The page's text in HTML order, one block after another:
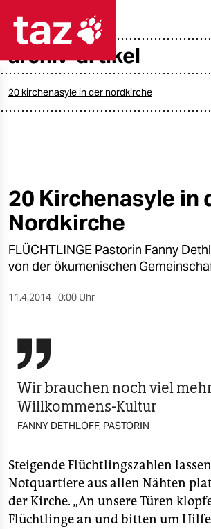
taz zahl ich
öko
gesellschaft
kultur
nord
wahrheit
verlag
verlag
veranstaltungen
shop
fragen & hilfe
archiv-artikel
20 kirchenasyle in der nordkirche
20 Kirchenasyle in
Nordkirche
FLÜCHTLINGE Pastorin Fanny
von der ökumenischen
11.4.2014 0:00 Uhr

Wir brauchen noch viel
Willkommens-Kultur
FANNY DETHLOFF, PASTORIN
Steigende Flüchtlingszahlen
Notquartiere aus allen Nähten
der Kirche. „An unsere Türen
Flüchtlinge an und bitten um